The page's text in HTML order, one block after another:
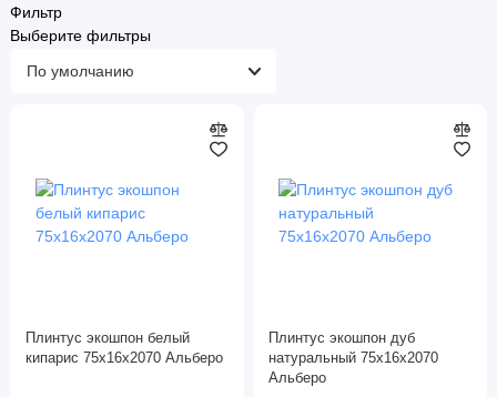
Фильтр
Выберите фильтры
Плинтус экошпон белый
кипарис 75х16х2070 Альберо
Плинтус экошпон дуб
натуральный 75х16х2070
Альберо